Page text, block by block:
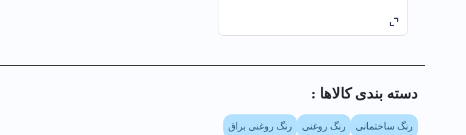
دسته بندی کالا‌ها :
رنگ ساختمانی رنگ روغنی رنگ روغنی براق